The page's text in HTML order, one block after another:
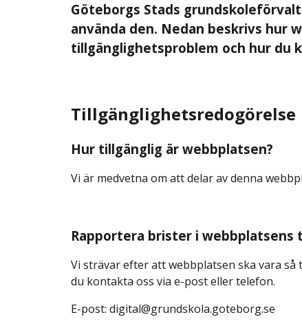
Göteborgs Stads
använda den. Nedan beskrivs hur
tillgänglighetsproblem och hur du
Tillgänglighetsredogörelse
Hur tillgänglig är webbplatsen?
Vi är medvetna om att delar av denna
Rapportera brister i webbplatsens
Vi strävar efter att webbplatsen ska vara
du kontakta oss via e-post eller telefon.
E-post: digital@grundskola.goteborg.se